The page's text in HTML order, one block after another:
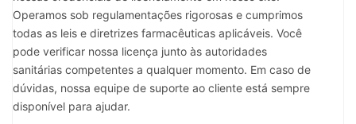
Operamos sob regulamentações rigorosas e cumprimos
todas as leis e diretrizes farmacêuticas aplicáveis. Você
pode verificar nossa licença junto às autoridades
sanitárias competentes a qualquer momento. Em caso de
dúvidas, nossa equipe de suporte ao cliente está sempre
disponível para ajudar.